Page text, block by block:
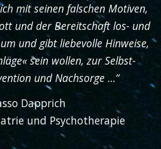
mit seinen falschen Motiven,
und der Bereitschaft los- und
und gibt liebevolle Hinweise,
sein wollen, zur Selbst-
und Nachsorge …“
Dapprich
und Psychotherapie